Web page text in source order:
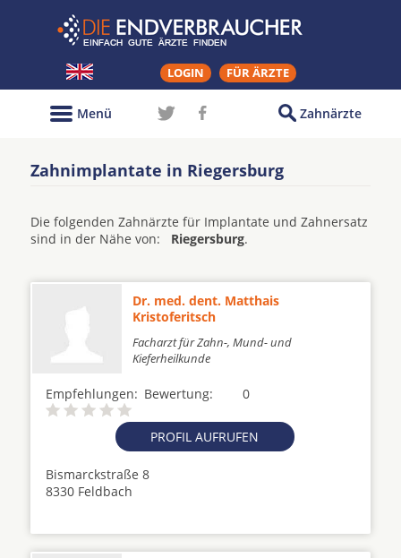
LOGIN FÜR ÄRZTE
Zahnärzte
Menü
Zahnimplantate in Riegersburg
Die folgenden Zahnärzte für Implantate und Zahnersatz
sind in der Nähe von: Riegersburg.
Dr. med. dent. Matthais
Kristoferitsch
Facharzt für Zahn-, Mund- und
Kieferheilkunde
Empfehlungen: 0
Bewertung:
PROFIL AUFRUFEN
Bismarckstraße 8
8330 Feldbach